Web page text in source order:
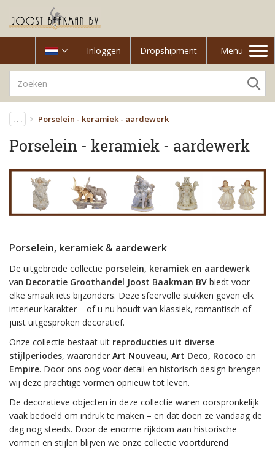
Inloggen Dropshipment
Toggle
navigation
Menu
. . . Porselein - keramiek - aardewerk
Porselein - keramiek - aardewerk
Porselein, keramiek & aardewerk
De uitgebreide collectie porselein, keramiek en aardewerk
van Decoratie Groothandel Joost Baakman BV biedt voor
elke smaak iets bijzonders. Deze sfeervolle stukken geven elk
interieur karakter – of u nu houdt van klassiek, romantisch of
juist uitgesproken decoratief.
Onze collectie bestaat uit reproducties uit diverse
stijlperiodes, waaronder Art Nouveau, Art Deco, Rococo en
Empire. Door ons oog voor detail en historisch design brengen
wij deze prachtige vormen opnieuw tot leven.
De decoratieve objecten in deze collectie waren oorspronkelijk
vaak bedoeld om indruk te maken – en dat doen ze vandaag de
dag nog steeds. Door de enorme rijkdom aan historische
vormen en stijlen blijven we onze collectie voortdurend